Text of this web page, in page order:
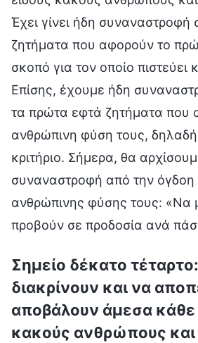
Έχει γίνει ήδη συναναστροφή
ζητήματα που αφορούν το
σκοπό για τον οποίο πιστεύει
Επίσης, έχουμε ήδη
τα πρώτα εφτά ζητήματα που
ανθρώπινη φύση τους, δηλαδή
κριτήριο. Σήμερα, θα
συναναστροφή από την
ανθρώπινης φύσης τους: «Να
προβούν σε προδοσία ανά
Σημείο δέκατο
διακρίνουν και να
αποβάλουν άμεσα κάθε
κακούς ανθρώπους και